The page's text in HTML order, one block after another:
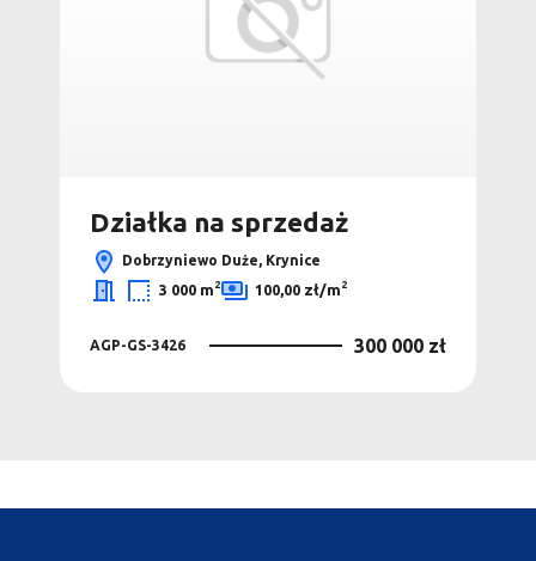
Działka na sprzedaż
Dobrzyniewo Duże, Krynice
3 000 m2 100,00 zł/m2
AGP-GS-3426 300 000 zł